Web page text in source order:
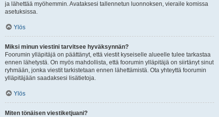
ja lähettää myöhemmin. Avataksesi tallennetun luonnoksen, vieraile komissa
asetuksissa.
Ylös
Miksi minun viestini tarvitsee hyväksynnän?
Foorumin ylläpitäjä on päättänyt, että viestit kyseiselle alueelle tulee tarkastaa
ennen lähetystä. On myös mahdollista, että foorumin ylläpitäjä on siirtänyt sinut
ryhmään, jonka viestit tarkistetaan ennen lähettämistä. Ota yhteyttä foorumin
ylläpitäjään saadaksesi lisätietoja.
Ylös
Miten tönäisen viestiketjuani?